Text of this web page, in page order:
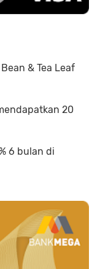
& Tea Leaf
20
6 bulan di